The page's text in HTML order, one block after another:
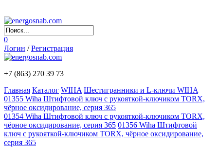
0
Логин /Регистрация
+7 (863) 270 39 73
Главная Каталог WIHA Шестигранники и L-ключи WIHA
01355 Wiha Штифтовой ключ с рукояткой-ключиком TORX,
чёрное оксидирование, серия 365
01354 Wiha Штифтовой ключ с рукояткой-ключиком TORX,
чёрное оксидирование, серия 365 01356 Wiha Штифтовой
ключ с рукояткой-ключиком TORX, чёрное оксидирование,
серия 365